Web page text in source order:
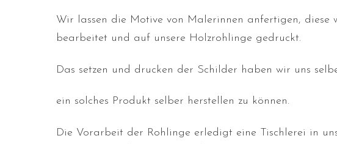
Wir lassen die Motive von Malerinnen anfertigen, diese
bearbeitet und auf unsere Holzrohlinge gedruckt.
Das setzen und drucken der Schilder haben wir uns
ein solches Produkt selber herstellen zu können.
Die Vorarbeit der Rohlinge erledigt eine Tischlerei in